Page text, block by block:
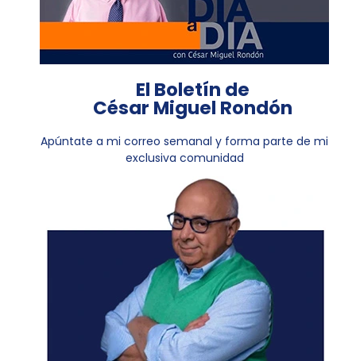
El Boletín de
César Miguel Rondón
Apúntate a mi correo semanal y forma parte de mi
exclusiva comunidad